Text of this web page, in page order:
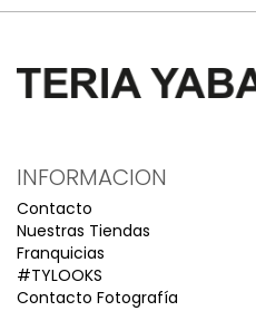
INFORMACION
Contacto
Nuestras Tiendas
Franquicias
#TYLOOKS
Contacto Fotografía